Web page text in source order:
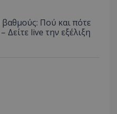
Πού και πότε
Δείτε live την εξέλιξη